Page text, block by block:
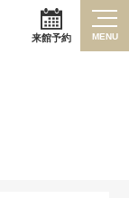
来館予約 MENU